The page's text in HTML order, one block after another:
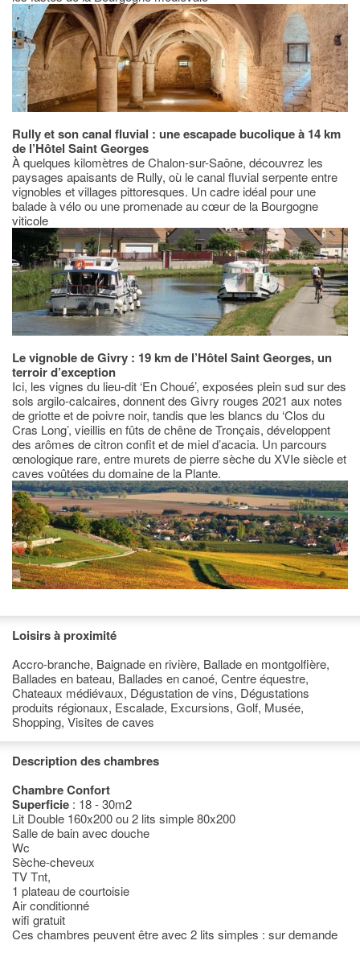
Rully et son canal fluvial : une escapade bucolique à 14 km
de l’Hôtel Saint Georges
À quelques kilomètres de Chalon-sur-Saône, découvrez les
paysages apaisants de Rully, où le canal fluvial serpente entre
vignobles et villages pittoresques. Un cadre idéal pour une
balade à vélo ou une promenade au cœur de la Bourgogne
viticole
Le vignoble de Givry : 19 km de l’Hôtel Saint Georges, un
terroir d’exception
Ici, les vignes du lieu-dit ‘En Choué’, exposées plein sud sur des
sols argilo-calcaires, donnent des Givry rouges 2021 aux notes
de griotte et de poivre noir, tandis que les blancs du ‘Clos du
Cras Long’, vieillis en fûts de chêne de Tronçais, développent
des arômes de citron confit et de miel d’acacia. Un parcours
œnologique rare, entre murets de pierre sèche du XVIe siècle et
caves voûtées du domaine de la Plante.
Loisirs à proximité
Accro-branche, Baignade en rivière, Ballade en montgolfière,
Ballades en bateau, Ballades en canoé, Centre équestre,
Chateaux médiévaux, Dégustation de vins, Dégustations
produits régionaux, Escalade, Excursions, Golf, Musée,
Shopping, Visites de caves
Description des chambres
Chambre Confort
Superficie : 18 - 30m2
Lit Double 160x200 ou 2 lits simple 80x200
Salle de bain avec douche
Wc
Sèche-cheveux
TV Tnt,
1 plateau de courtoisie
Air conditionné
wifi gratuit
Ces chambres peuvent être avec 2 lits simples : sur demande